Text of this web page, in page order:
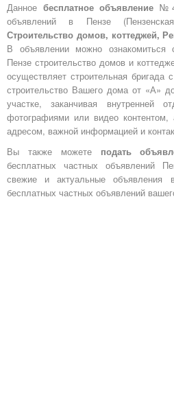
Данное бесплатное объявление
объявлений в Пензе
Строительство домов, коттеджей,
В объявлении можно
Пензе строительство домов и
осуществляет строительная
строительство Вашего дома от «А»
участке, заканчивая внутренней
фотографиями или видео контентом,
адресом, важной информацией и
Вы также можете подать
бесплатных частных объявлений
свежие и актуальные объявления
бесплатных частных объявлений